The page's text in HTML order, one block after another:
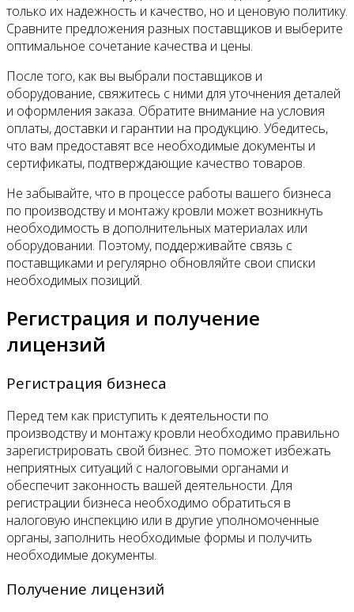
только их надежность и качество, но и ценовую политику.
Сравните предложения разных поставщиков и выберите
оптимальное сочетание качества и цены.
После того, как вы выбрали поставщиков и
оборудование, свяжитесь с ними для уточнения деталей
и оформления заказа. Обратите внимание на условия
оплаты, доставки и гарантии на продукцию. Убедитесь,
что вам предоставят все необходимые документы и
сертификаты, подтверждающие качество товаров.
Не забывайте, что в процессе работы вашего бизнеса
по производству и монтажу кровли может возникнуть
необходимость в дополнительных материалах или
оборудовании. Поэтому, поддерживайте связь с
поставщиками и регулярно обновляйте свои списки
необходимых позиций.
Регистрация и получение
лицензий
Регистрация бизнеса
Перед тем как приступить к деятельности по
производству и монтажу кровли необходимо правильно
зарегистрировать свой бизнес. Это поможет избежать
неприятных ситуаций с налоговыми органами и
обеспечит законность вашей деятельности. Для
регистрации бизнеса необходимо обратиться в
налоговую инспекцию или в другие уполномоченные
органы, заполнить необходимые формы и получить
необходимые документы.
Получение лицензий